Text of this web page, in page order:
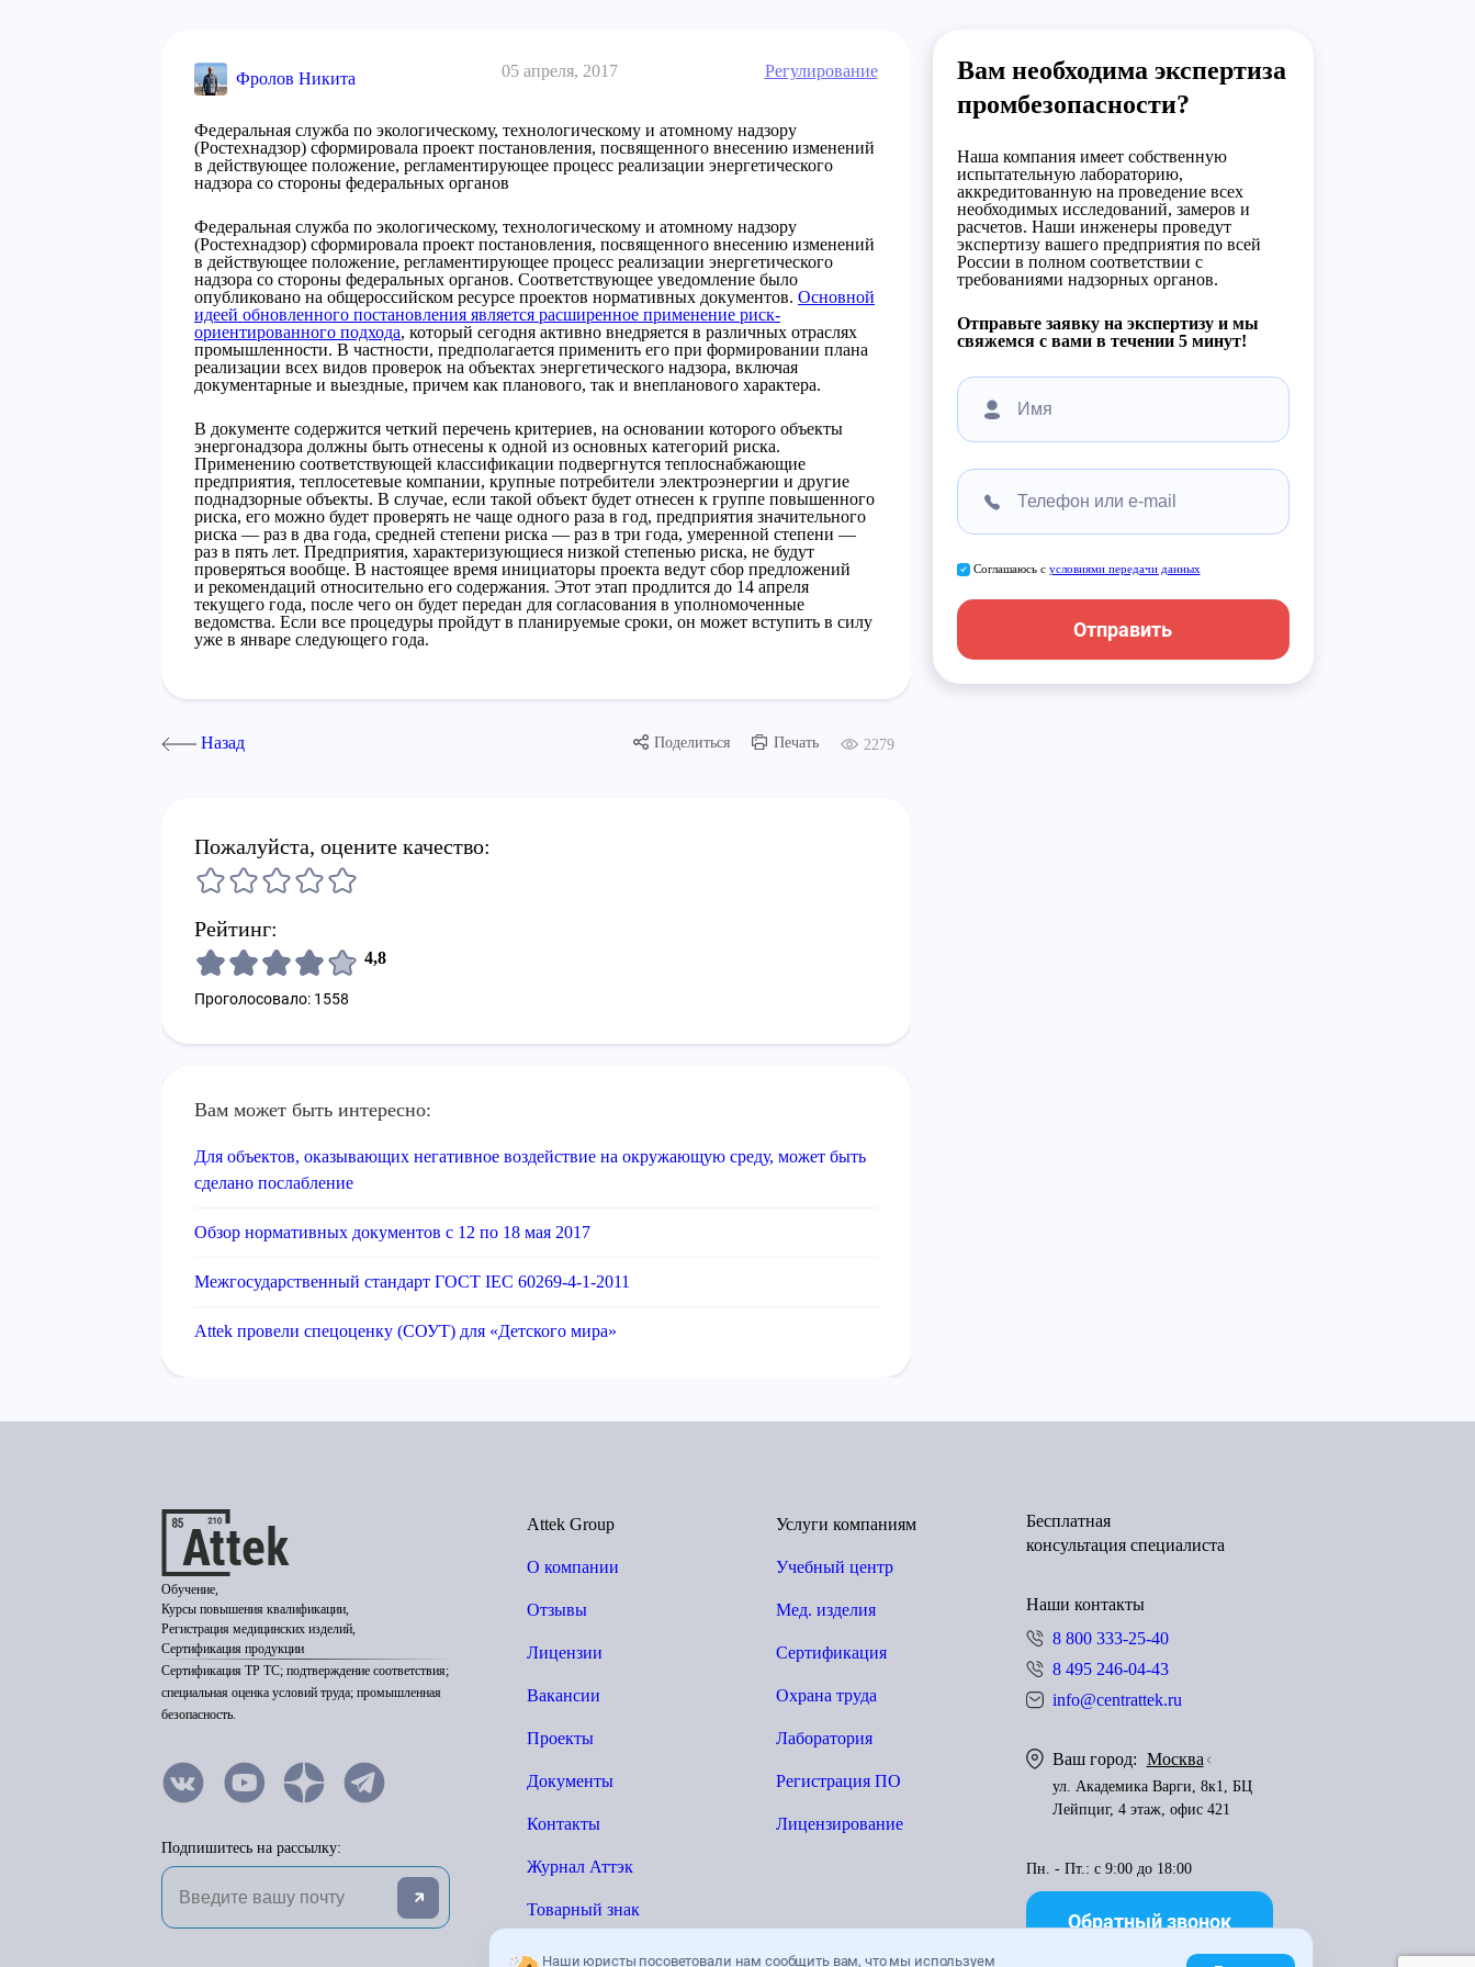
Наши юристы посоветовали нам сообщить вам, что мы используем
Фролов Никита 05 апреля, 2017 Регулирование
Федеральная служба по экологическому, технологическому и атомному надзору
(Ростехнадзор) сформировала проект постановления, посвященного внесению изменений
в действующее положение, регламентирующее процесс реализации энергетического
надзора со стороны федеральных органов
Федеральная служба по экологическому, технологическому и атомному надзору
(Ростехнадзор) сформировала проект постановления, посвященного внесению изменений
в действующее положение, регламентирующее процесс реализации энергетического
надзора со стороны федеральных органов. Соответствующее уведомление было
опубликовано на общероссийском ресурсе проектов нормативных документов. Основной
идеей обновленного постановления является расширенное применение риск-
ориентированного подхода, который сегодня активно внедряется в различных отраслях
промышленности. В частности, предполагается применить его при формировании плана
реализации всех видов проверок на объектах энергетического надзора, включая
документарные и выездные, причем как планового, так и внепланового характера.
В документе содержится четкий перечень критериев, на основании которого объекты
энергонадзора должны быть отнесены к одной из основных категорий риска.
Применению соответствующей классификации подвергнутся теплоснабжающие
предприятия, теплосетевые компании, крупные потребители электроэнергии и другие
поднадзорные объекты. В случае, если такой объект будет отнесен к группе повышенного
риска, его можно будет проверять не чаще одного раза в год, предприятия значительного
риска — раз в два года, средней степени риска — раз в три года, умеренной степени —
раз в пять лет. Предприятия, характеризующиеся низкой степенью риска, не будут
проверяться вообще. В настоящее время инициаторы проекта ведут сбор предложений
и рекомендаций относительно его содержания. Этот этап продлится до 14 апреля
текущего года, после чего он будет передан для согласования в уполномоченные
ведомства. Если все процедуры пройдут в планируемые сроки, он может вступить в силу
уже в январе следующего года.
Назад Поделиться Печать 2279
Пожалуйста, оцените качество:
Рейтинг:
4,8
Проголосовало: 1558
Вам может быть интересно:
Для объектов, оказывающих негативное воздействие на окружающую среду, может быть
сделано послабление
Обзор нормативных документов с 12 по 18 мая 2017
Межгосударственный стандарт ГОСТ IEC 60269-4-1-2011
Attek провели спецоценку (СОУТ) для «Детского мира»
Вам необходима экспертиза
промбезопасности?
Наша компания имеет собственную
испытательную лабораторию,
аккредитованную на проведение всех
необходимых исследований, замеров и
расчетов. Наши инженеры проведут
экспертизу вашего предприятия по всей
России в полном соответствии с
требованиями надзорных органов.
Отправьте заявку на экспертизу и мы
свяжемся с вами в течении 5 минут!
Соглашаюсь с условиями передачи данных
Отправить
Обучение,
Курсы повышения квалификации,
Регистрация медицинских изделий,
Сертификация продукции
Сертификация ТР ТС; подтверждение соответствия;
специальная оценка условий труда; промышленная
безопасность.
Подпишитесь на рассылку:
Attek Group
О компании
Отзывы
Лицензии
Вакансии
Проекты
Документы
Контакты
Журнал Аттэк
Товарный знак
Услуги компаниям
Учебный центр
Мед. изделия
Сертификация
Охрана труда
Лаборатория
Регистрация ПО
Лицензирование
Бесплатная
консультация специалиста
Наши контакты
8 800 333-25-40
8 495 246-04-43
info@centrattek.ru
Ваш город: Москва
ул. Академика Варги, 8к1, БЦ
Лейпциг, 4 этаж, офис 421
Пн. - Пт.: с 9:00 до 18:00
Обратный звонок